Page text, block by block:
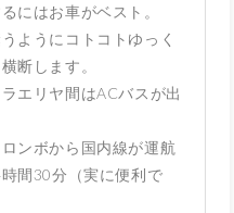
にはお車がベスト。
ようにコトコトゆっく
断します。
エリヤ間はACバスが出
ンボから国内線が運航
間30分（実に便利で